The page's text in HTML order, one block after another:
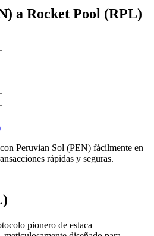
a Rocket Pool (RPL)
Peruvian Sol (PEN) fácilmente en
rápidas y seguras.
pionero de estaca